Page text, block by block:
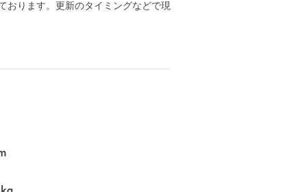
おります。更新のタイミングなどで現